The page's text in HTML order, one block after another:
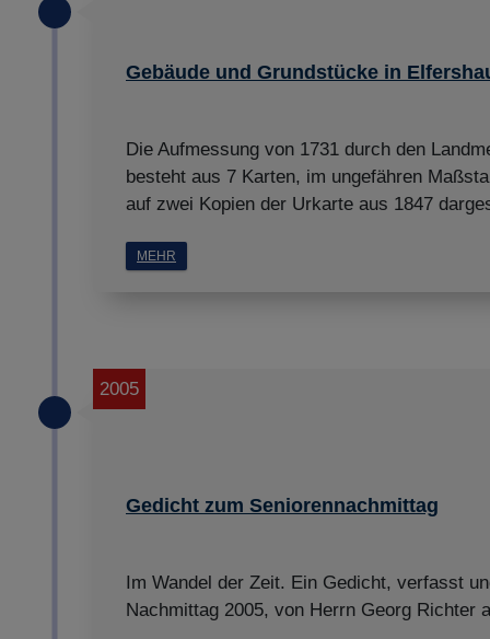
Gebäude und Grundstücke in
Die Aufmessung von 1731 durch den
besteht aus 7 Karten, im ungefähren
auf zwei Kopien der Urkarte aus 1847
MEHR
Gedicht zum Seniorennachmittag
2005
Im Wandel der Zeit. Ein Gedicht, verfasst
Nachmittag 2005, von Herrn Georg Richter